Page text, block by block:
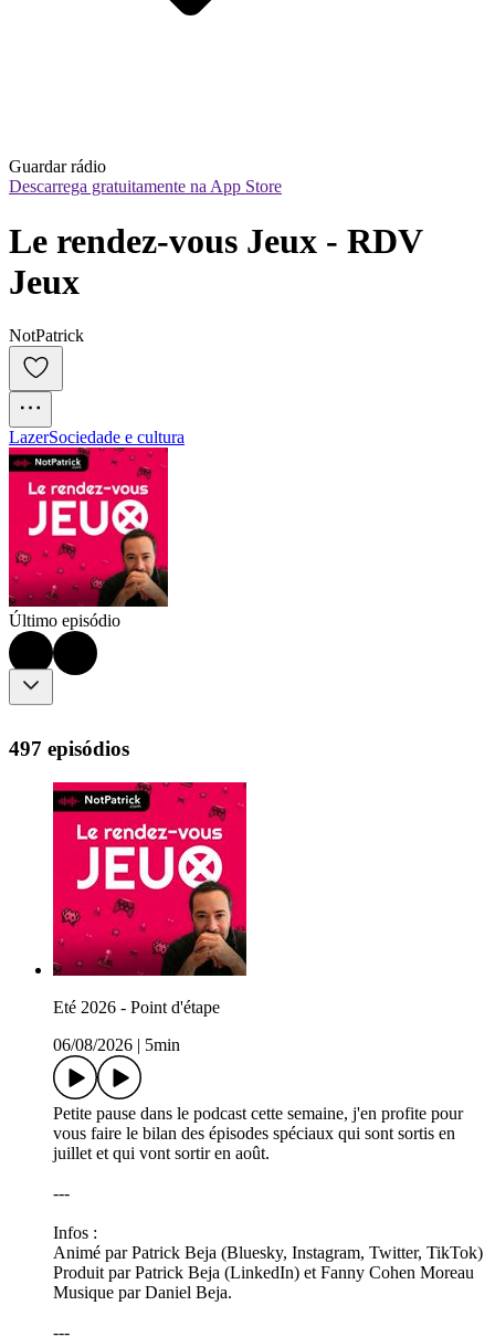
Guardar rádio
Descarrega gratuitamente na App Store
Le rendez-vous Jeux - RDV
Jeux
NotPatrick
LazerSociedade e cultura
Último episódio
497 episódios
Eté 2026 - Point d'étape
06/08/2026 | 5min
Petite pause dans le podcast cette semaine, j'en profite pour
vous faire le bilan des épisodes spéciaux qui sont sortis en
juillet et qui vont sortir en août.
---
Infos :
Animé par Patrick Beja (Bluesky, Instagram, Twitter, TikTok)
Produit par Patrick Beja (LinkedIn) et Fanny Cohen Moreau
Musique par Daniel Beja.
---